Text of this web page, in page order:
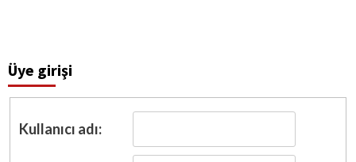
Üye girişi
Kullanıcı adı: